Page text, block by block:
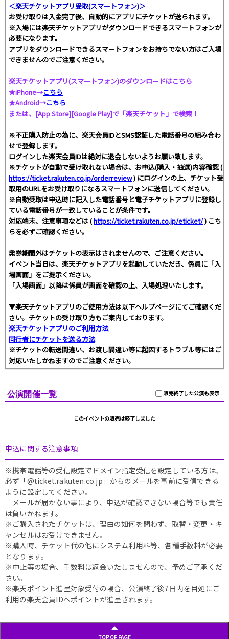
＜楽天チケットアプリ受取(スマートフォン)＞
お受け取りは入金完了後、自動的にアプリにチケットが送られます。
※入場には楽天チケットアプリがダウンロードできるスマートフォンが
必要になります。
アプリをダウンロードできるスマートフォンをお持ちでない方はご入場
できませんのでご注意ください。
楽天チケットアプリ(スマートフォン)のダウンロードはこちら
★iPhone→こちら
★Android→こちら
または、[App Store][Google Play]で「楽天チケット」で検索！
※不正購入防止の為に、楽天会員IDとSMS認証した電話番号の組み合わ
せで登録します。
ログインした楽天会員IDは絶対に退会しないようお願い致します。
※チケットが自動で受け取れない場合は、お申込(購入・抽選)内容確認 (
https://ticket.rakuten.co.jp/orderreview) にログインの上、チケット受
取用のURLをお受け取りになるスマートフォンに送信してください。
※自動受取は申込時に記入した電話番号と電子チケットアプリに登録し
ている電話番号が一致していることが条件です。
対応端末、注意事項などは (https://ticket.rakuten.co.jp/eticket/) こち
らを必ずご確認ください。
発券期間外はチケットの表示はされませんので、ご注意ください。
イベント当日は、楽天チケットアプリを起動していただき、係員に「入
場画面」をご提示ください。
「入場画面」以降は係員が画面を確認の上、入場処理いたします。
▼楽天チケットアプリのご使用方法は以下ヘルプページにてご確認くだ
さい。チケットの受け取り方もご案内しております。
楽天チケットアプリのご利用方法
同行者にチケットを送る方法
※チケットの転送間違い、お渡し間違い等に起因するトラブル等にはご
対応いたしかねますのでご注意ください。
販売終了した公演も表示
公演開催一覧
このイベントの販売は終了しました
申込に関する注意事項
※携帯電話等の受信設定でドメイン指定受信を設定している方は、
必ず「@ticket.rakuten.co.jp」からのメールを事前に受信できる
ように設定してください。
メールが届かない事により、申込が確認できない場合等でも責任
は負いかねます。
※ご購入されたチケットは、理由の如何を問わず、取替・変更・キ
ャンセルはお受けできません。
※購入時、チケット代の他にシステム利用料等、各種手数料が必要
となります。
※中止等の場合、手数料は返金いたしませんので、予めご了承くだ
さい。
※楽天ポイント進呈対象受付の場合、公演終了後7日内を目処にご
利用の楽天会員IDへポイントが進呈されます。
TOP OF PAGE